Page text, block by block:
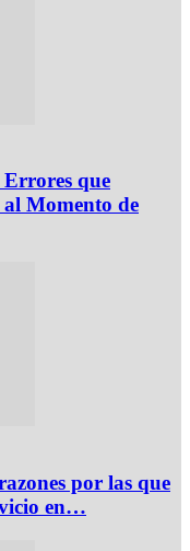
que
al Momento de
por las que
en…